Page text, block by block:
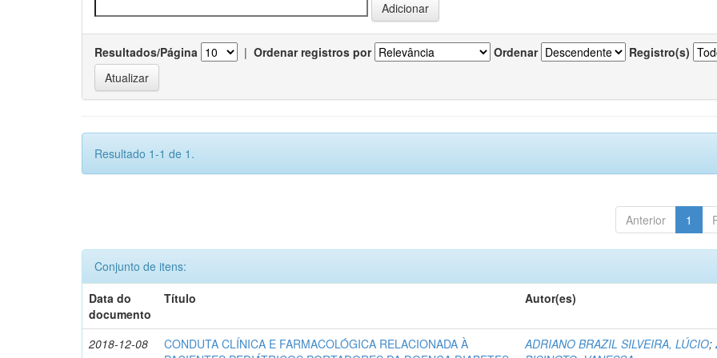
Resultados/Página | Ordenar registros por Ordenar Registro(s)
Resultado 1-1 de 1.
Anterior 1
Conjunto de itens:
Data do
documento
Título Autor(es)
2018-12-08
CONDUTA CLÍNICA E FARMACOLÓGICA RELACIONADA À
ADRIANO BRAZIL SILVEIRA, LÚCIO;